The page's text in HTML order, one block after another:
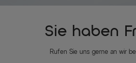
Sie haben
Rufen Sie uns gerne an wir